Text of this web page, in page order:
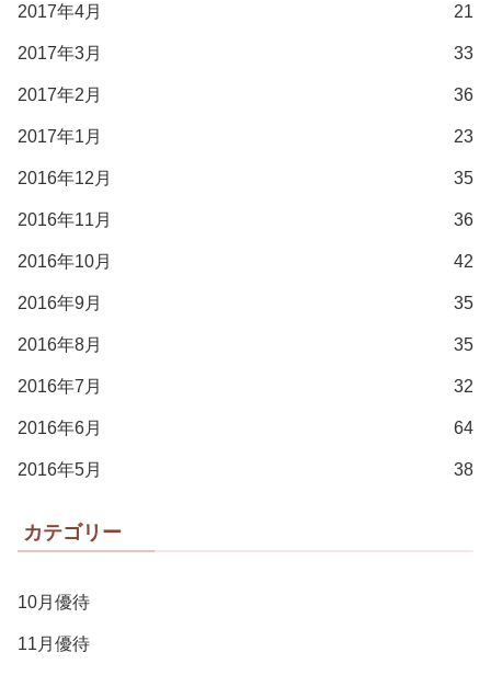
2017年4月 21
2017年3月 33
2017年2月 36
2017年1月 23
2016年12月 35
2016年11月 36
2016年10月 42
2016年9月 35
2016年8月 35
2016年7月 32
2016年6月 64
2016年5月 38
カテゴリー
10月優待
11月優待